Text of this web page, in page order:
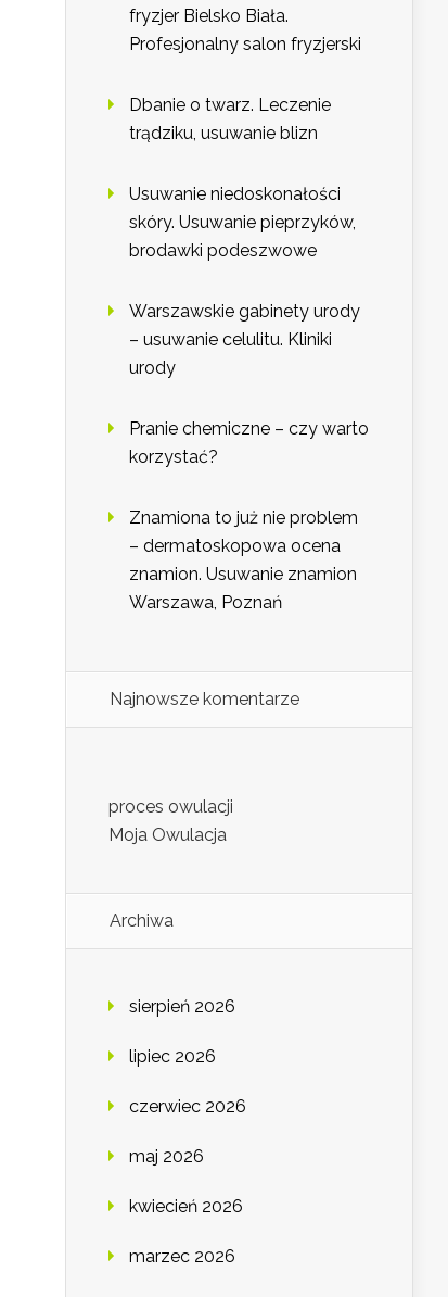
fryzjer Bielsko Biała.
Profesjonalny salon fryzjerski
Dbanie o twarz. Leczenie
trądziku, usuwanie blizn
Usuwanie niedoskonałości
skóry. Usuwanie pieprzyków,
brodawki podeszwowe
Warszawskie gabinety urody
– usuwanie celulitu. Kliniki
urody
Pranie chemiczne – czy warto
korzystać?
Znamiona to już nie problem
– dermatoskopowa ocena
znamion. Usuwanie znamion
Warszawa, Poznań
Najnowsze komentarze
proces owulacji
Moja Owulacja
Archiwa
sierpień 2026
lipiec 2026
czerwiec 2026
maj 2026
kwiecień 2026
marzec 2026